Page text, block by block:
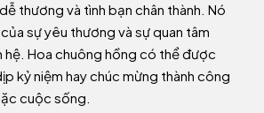
thương và tình bạn chân thành. Nó
sự yêu thương và sự quan tâm
hệ. Hoa chuông hồng có thể được
kỷ niệm hay chúc mừng thành công
cuộc sống.